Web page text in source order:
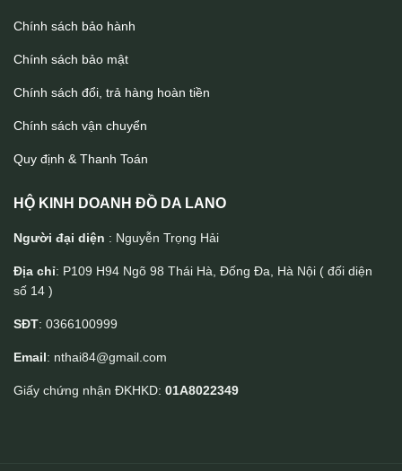
Chính sách bảo hành
Chính sách bảo mật
Chính sách đổi, trả hàng hoàn tiền
Chính sách vận chuyển
Quy định & Thanh Toán
HỘ KINH DOANH ĐỒ DA LANO
Người đại diện : Nguyễn Trọng Hải
Địa chỉ: P109 H94 Ngõ 98 Thái Hà, Đống Đa, Hà Nội ( đối diện
số 14 )
SĐT: 0366100999
Email: nthai84@gmail.com
Giấy chứng nhận ĐKHKD: 01A8022349